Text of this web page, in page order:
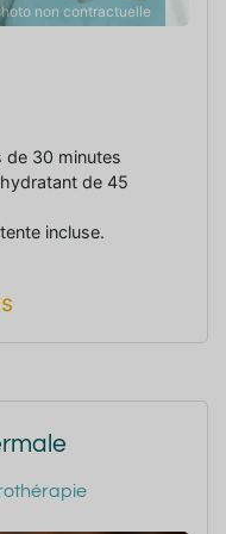
non contractuelle
de 30 minutes
de 45
incluse.